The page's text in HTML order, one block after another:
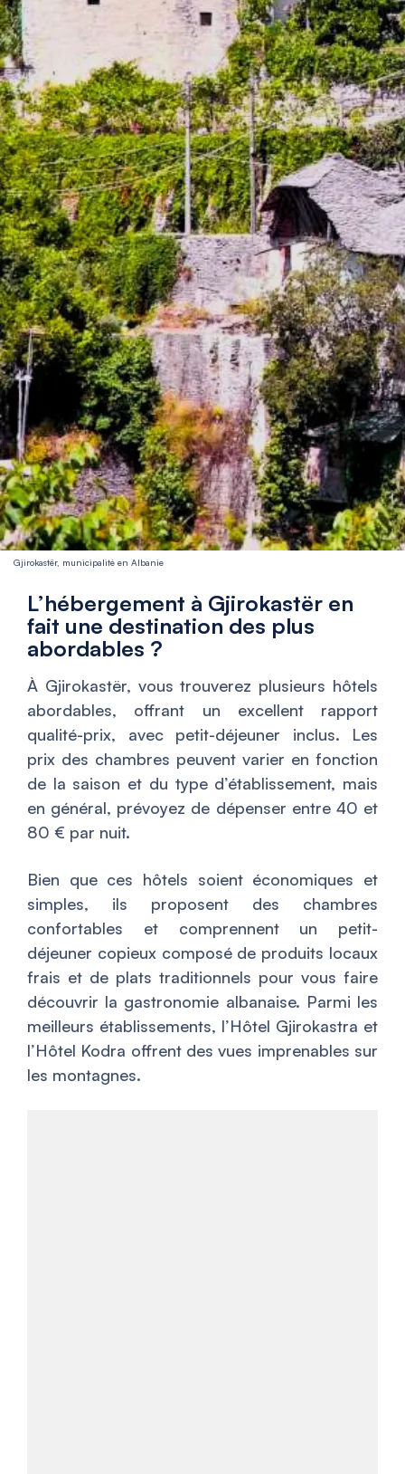
Gjirokastër, municipalité en Albanie
L’hébergement à Gjirokastër en
fait une destination des plus
abordables ?
À Gjirokastër, vous trouverez plusieurs hôtels
abordables, offrant un excellent rapport
qualité-prix, avec petit-déjeuner inclus. Les
prix des chambres peuvent varier en fonction
de la saison et du type d’établissement, mais
en général, prévoyez de dépenser entre 40 et
80 € par nuit.
Bien que ces hôtels soient économiques et
simples, ils proposent des chambres
confortables et comprennent un petit-
déjeuner copieux composé de produits locaux
frais et de plats traditionnels pour vous faire
découvrir la gastronomie albanaise. Parmi les
meilleurs établissements, l’Hôtel Gjirokastra et
l’Hôtel Kodra offrent des vues imprenables sur
les montagnes.